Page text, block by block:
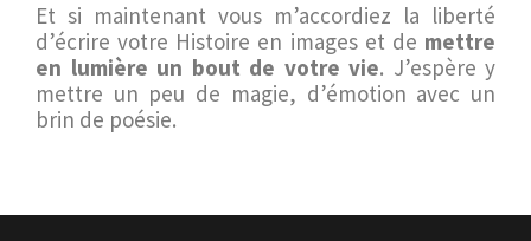
Et si maintenant vous m’accordiez la liberté
d’écrire votre Histoire en images et de mettre
en lumière un bout de votre vie. J’espère y
mettre un peu de magie, d’émotion avec un
brin de poésie.